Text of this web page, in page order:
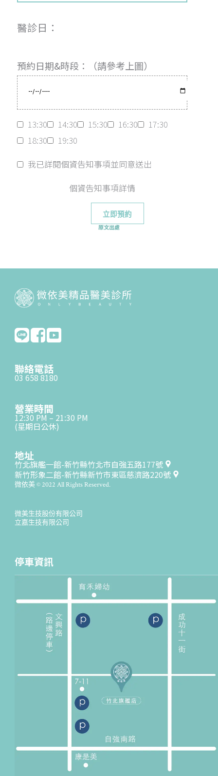
醫診日：
預約日期&時段：（請參考上圖）
13:30 14:30 15:30 16:30
17:30
18:30
19:30
我已詳閱個資告知事項並同意送出
個資告知事項詳情
原文出處
聯絡電話
03 658 8180
營業時間
12:30 PM – 21:30 PM
(星期日公休)
地址
竹北旗艦一館-新竹縣竹北市自強五路177號
新竹形象二館-新竹縣新竹市東區慈濟路220號
微依美 © 2022 All Rights Reserved.
微美生技股份有限公司
立嘉生技有限公司
停車資訊